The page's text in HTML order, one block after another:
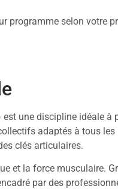
programme selon votre
une discipline idéale à
adaptés à tous
clés articulaires.
et la force musculaire.
par des